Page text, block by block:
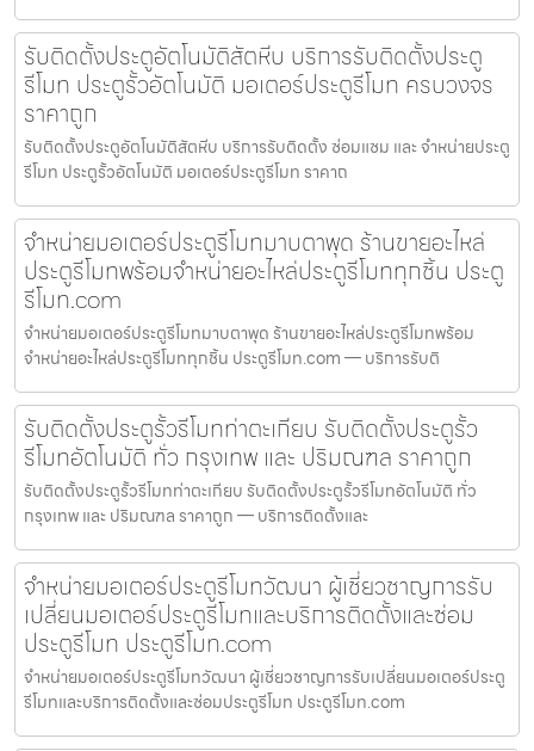
รับติดตั้งประตูอัตโนมัติสัตหีบ บริการรับติดตั้งประตู
รีโมท ประตูรั้วอัตโนมัติ มอเตอร์ประตูรีโมท ครบวงจร
ราคาถูก
รับติดตั้งประตูอัตโนมัติสัตหีบ บริการรับติดตั้ง ซ่อมแซม และ จำหน่ายประตู
รีโมท ประตูรั้วอัตโนมัติ มอเตอร์ประตูรีโมท ราคาถ
จำหน่ายมอเตอร์ประตูรีโมทมาบตาพุด ร้านขายอะไหล่
ประตูรีโมทพร้อมจำหน่ายอะไหล่ประตูรีโมททุกชิ้น ประตู
รีโมท.com
จำหน่ายมอเตอร์ประตูรีโมทมาบตาพุด ร้านขายอะไหล่ประตูรีโมทพร้อม
จำหน่ายอะไหล่ประตูรีโมททุกชิ้น ประตูรีโมท.com — บริการรับติ
รับติดตั้งประตูรั้วรีโมทท่าตะเกียบ รับติดตั้งประตูรั้ว
รีโมทอัตโนมัติ ทั่ว กรุงเทพ และ ปริมณฑล ราคาถูก
รับติดตั้งประตูรั้วรีโมทท่าตะเกียบ รับติดตั้งประตูรั้วรีโมทอัตโนมัติ ทั่ว
กรุงเทพ และ ปริมณฑล ราคาถูก — บริการติดตั้งและ
จำหน่ายมอเตอร์ประตูรีโมทวัฒนา ผู้เชี่ยวชาญการรับ
เปลี่ยนมอเตอร์ประตูรีโมทและบริการติดตั้งและซ่อม
ประตูรีโมท ประตูรีโมท.com
จำหน่ายมอเตอร์ประตูรีโมทวัฒนา ผู้เชี่ยวชาญการรับเปลี่ยนมอเตอร์ประตู
รีโมทและบริการติดตั้งและซ่อมประตูรีโมท ประตูรีโมท.com